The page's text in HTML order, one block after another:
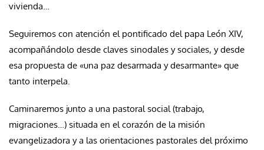
vivienda…
Seguiremos con atención el pontificado del papa León XIV,
acompañándolo desde claves sinodales y sociales, y desde
esa propuesta de «una paz desarmada y desarmante» que
tanto interpela.
Caminaremos junto a una pastoral social (trabajo,
migraciones…) situada en el corazón de la misión
evangelizadora y a las orientaciones pastorales del próximo